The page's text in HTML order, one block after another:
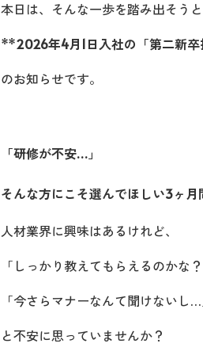
本日は、そんな一歩を踏み出そうと
**2026年4月1日入社の「第二新卒
のお知らせです。
「研修が不安…」
そんな方にこそ選んでほしい3ヶ月
人材業界に興味はあるけれど、
「しっかり教えてもらえるのかな？
「今さらマナーなんて聞けないし…
と不安に思っていませんか？